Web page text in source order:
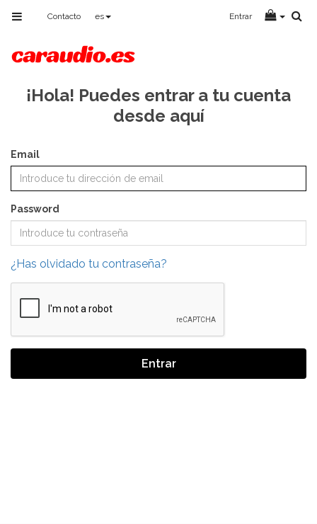
Toggle
navigation
Contacto es Entrar
¡Hola! Puedes entrar a tu cuenta
desde aquí
Email
Password
¿Has olvidado tu contraseña?
Entrar